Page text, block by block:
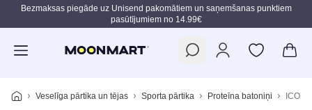
Pāriet uz galveno saturu
Bezmaksas piegāde uz Unisend pakomātiem un saņemšanas punktiem
pasūtījumiem no 14.99€
Veselīga pārtika un tējas Sporta pārtika Proteīna batoniņi